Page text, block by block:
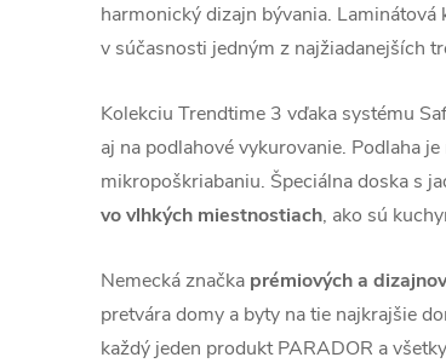
harmonický dizajn bývania.
v súčasnosti jedným z najžiadanejších
Kolekciu Trendtime 3 vďaka systému
aj na podlahové vykurovanie. Podlaha
mikropoškriabaniu. Špeciálna doska s
vo vlhkých miestnostiach, ako sú
Nemecká značka prémiových a
pretvára domy a byty na tie najkrajšie
každý jeden produkt PARADOR a